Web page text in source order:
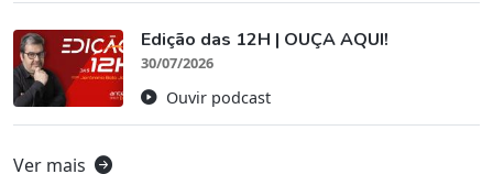
Edição das 12H | OUÇA AQUI!
30/07/2026
Ouvir podcast
Ver mais